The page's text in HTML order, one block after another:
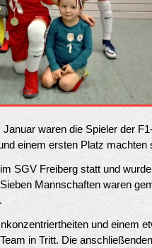
waren die Spieler der
einem ersten Platz machten
SGV Freiberg statt und
Mannschaften waren
und einem
in Tritt. Die